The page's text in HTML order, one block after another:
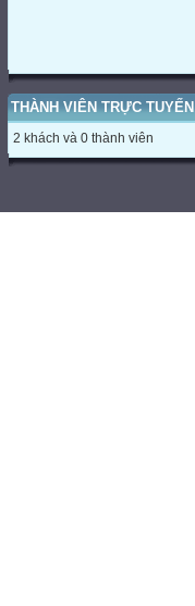
THÀNH VIÊN TRỰC TUYẾN
2 khách và 0 thành viên